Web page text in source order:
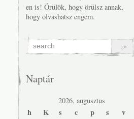
en is! Örülök, hogy örülsz annak,
hogy olvashatsz engem.
Naptár
2026. augusztus
h K s c p s v